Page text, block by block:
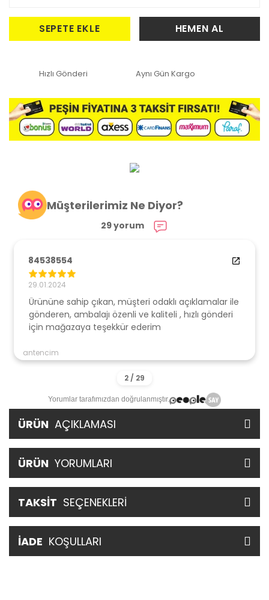
SEPETE EKLE HEMEN AL
Hızlı Gönderi Aynı Gün Kargo
Müşterilerimiz Ne Diyor?
29 yorum
84538554
29.01.2024
Ürününe sahip çıkan, müşteri odaklı açıklamalar ile
gönderen, ambalajı özenli ve kaliteli , hızlı gönderi
için mağazaya teşekkür ederim
antencim
Yorumlar tarafımızdan doğrulanmıştır.
ÜRÜN AÇIKLAMASI
ÜRÜN YORUMLARI
TAKSİT SEÇENEKLERİ
İADE KOŞULLARI